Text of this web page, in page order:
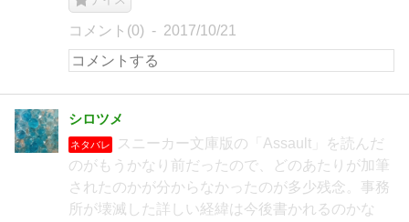
コメント(0) 2017/10/21
シロツメ
ネタバレ
スニーカー文庫版の「Assault」を読んだ
のがもうかなり前だったので、どのあたりが加筆
されたのかが分からなかったのが多少残念。事務
所が壊滅した詳しい経緯は今後書かれるのかな